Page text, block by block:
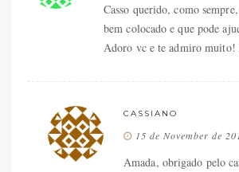
Casso querido, como
bem colocado e que pode
Adoro vc e te admiro muito!
CASSIANO
15 de November de
Amada, obrigado pelo